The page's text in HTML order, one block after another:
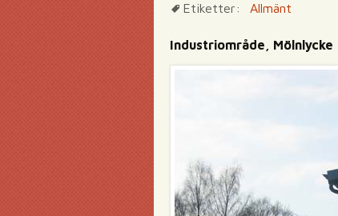
Etiketter:
Allmänt
Industriområde, Mölnlycke